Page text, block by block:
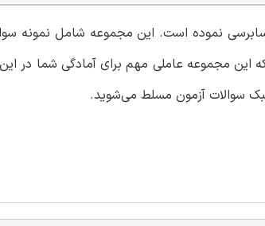
نموده است. این مجموعه شامل نمونه
این مجموعه عاملی مهم برای آمادگی شما در
سوالات آزمون مسلط می‌شوید.